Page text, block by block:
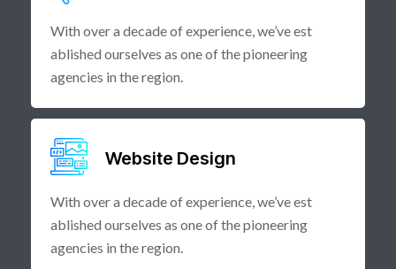
With over a decade of experience, we’ve est
ablished ourselves as one of the pioneering
agencies in the region.
Website Design
With over a decade of experience, we’ve est
ablished ourselves as one of the pioneering
agencies in the region.